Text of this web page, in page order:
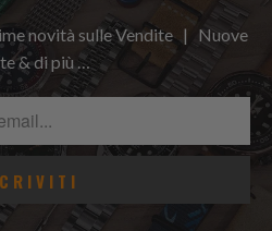
novità sulle Vendite | Nuove
& di più …